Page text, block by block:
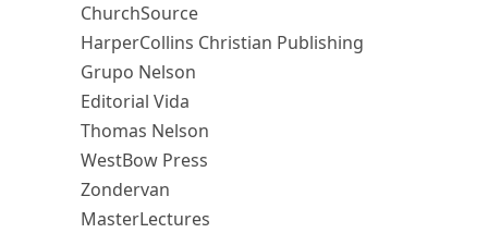
ChurchSource
HarperCollins Christian Publishing
Grupo Nelson
Editorial Vida
Thomas Nelson
WestBow Press
Zondervan
MasterLectures